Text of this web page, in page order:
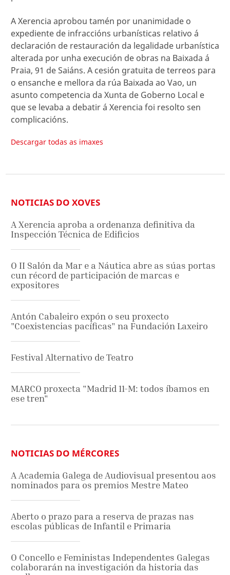
A Xerencia aprobou tamén por unanimidade o
expediente de infraccións urbanísticas relativo á
declaración de restauración da legalidade urbanística
alterada por unha execución de obras na Baixada á
Praia, 91 de Saiáns. A cesión gratuita de terreos para
o ensanche e mellora da rúa Baixada ao Vao, un
asunto competencia da Xunta de Goberno Local e
que se levaba a debatir á Xerencia foi resolto sen
complicacións.
Descargar todas as imaxes
NOTICIAS DO XOVES
A Xerencia aproba a ordenanza definitiva da
Inspección Técnica de Edificios
O II Salón da Mar e a Náutica abre as súas portas
cun récord de participación de marcas e
expositores
Antón Cabaleiro expón o seu proxecto
"Coexistencias pacíficas" na Fundación Laxeiro
Festival Alternativo de Teatro
MARCO proxecta "Madrid 11-M: todos íbamos en
ese tren"
NOTICIAS DO MÉRCORES
A Academia Galega de Audiovisual presentou aos
nominados para os premios Mestre Mateo
Aberto o prazo para a reserva de prazas nas
escolas públicas de Infantil e Primaria
O Concello e Feministas Independentes Galegas
colaborarán na investigación da historia das